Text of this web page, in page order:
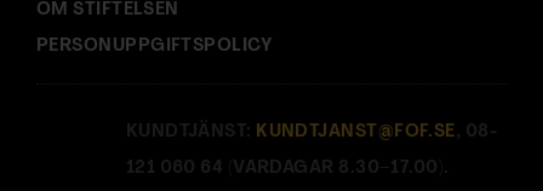
OM STIFTELSEN
PERSONUPPGIFTSPOLICY
KUNDTJÄNST: KUNDTJANST@FOF.SE , 08-
121 060 64 (VARDAGAR 8.30–17.00).